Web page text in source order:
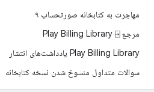
مهاجرت به کتابخانه صورتحساب ۹
مرجع Play Billing Library ⍈
Play Billing Library یادداشت‌های انتشار
سوالات متداول منسوخ شدن نسخه کتابخانه